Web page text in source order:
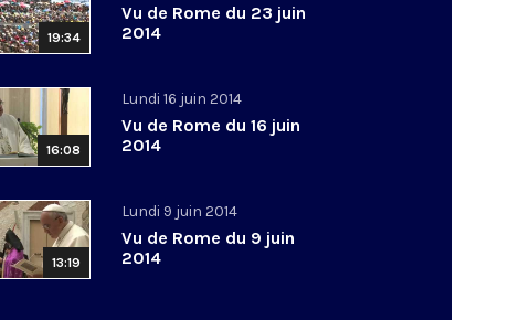
19:34
Vu de Rome du 23 juin
2014
16:08
Lundi 16 juin 2014
Vu de Rome du 16 juin
2014
13:19
Lundi 9 juin 2014
Vu de Rome du 9 juin
2014